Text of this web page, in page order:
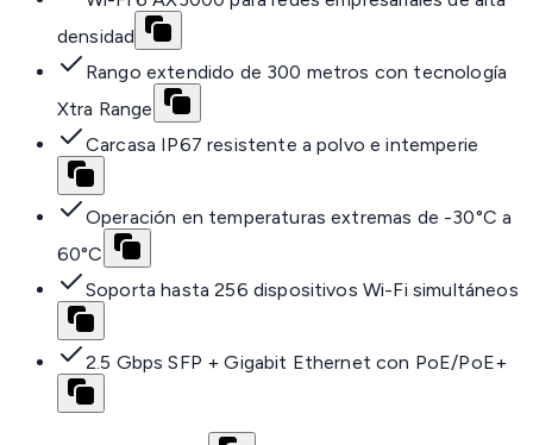
densidad
Rango extendido de 300 metros con tecnología
Xtra Range
Carcasa IP67 resistente a polvo e intemperie
Operación en temperaturas extremas de -30°C a
60°C
Soporta hasta 256 dispositivos Wi-Fi simultáneos
2.5 Gbps SFP + Gigabit Ethernet con PoE/PoE+